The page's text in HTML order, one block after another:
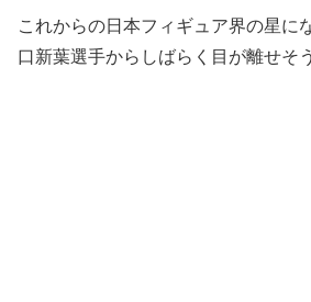
これからの日本フィギュア界の星に
口新葉選手からしばらく目が離せそ